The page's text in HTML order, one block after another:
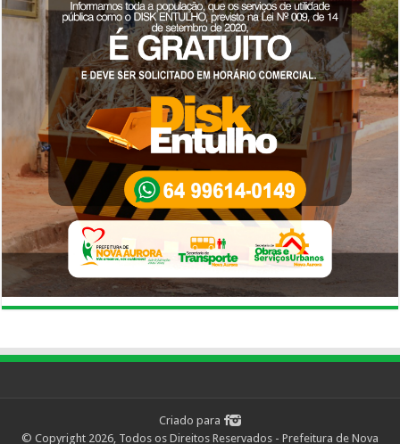
Criado para
© Copyright 2026, Todos os Direitos Reservados - Prefeitura de Nova